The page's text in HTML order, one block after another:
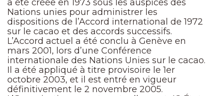
a été créée en 1973 sous les auspices des
Nations unies pour administrer les
dispositions de l’Accord international de 1972
sur le cacao et des accords successifs.
L’Accord actuel a été conclu à Genève en
mars 2001, lors d’une Conférence
internationale des Nations Unies sur le cacao.
Il a été appliqué à titre provisoire le 1er
octobre 2003, et il est entré en vigueur
définitivement le 2 novembre 2005.